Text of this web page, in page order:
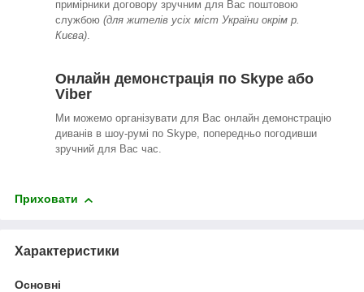
примірники договору зручним для Вас поштовою
службою (для жителів усіх міст України окрім р.
Києва).
Онлайн демонстрація по Skype або
Viber
Ми можемо організувати для Вас онлайн демонстрацію
диванів в шоу-румі по Skype, попередньо погодивши
зручний для Вас час.
Приховати
Характеристики
Основні